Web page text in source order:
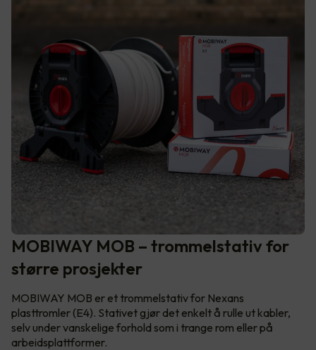
MOBIWAY MOB – trommelstativ for
større prosjekter
MOBIWAY MOB er et trommelstativ for Nexans
plasttromler (E4). Stativet gjør det enkelt å rulle ut kabler,
selv under vanskelige forhold som i trange rom eller på
arbeidsplattformer.